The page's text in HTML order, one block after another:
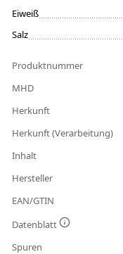
Eiweiß
Salz
Produktnummer
MHD
Herkunft
Herkunft (Verarbeitung)
Inhalt
Hersteller
EAN/GTIN
Datenblatt
Spuren